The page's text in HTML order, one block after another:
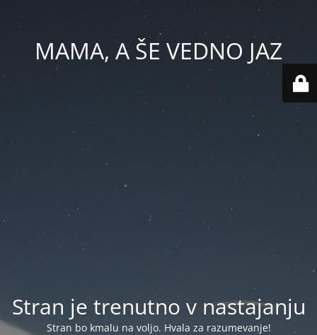
MAMA, A ŠE VEDNO JAZ
Stran je trenutno v nastajanju
Stran bo kmalu na voljo. Hvala za razumevanje!